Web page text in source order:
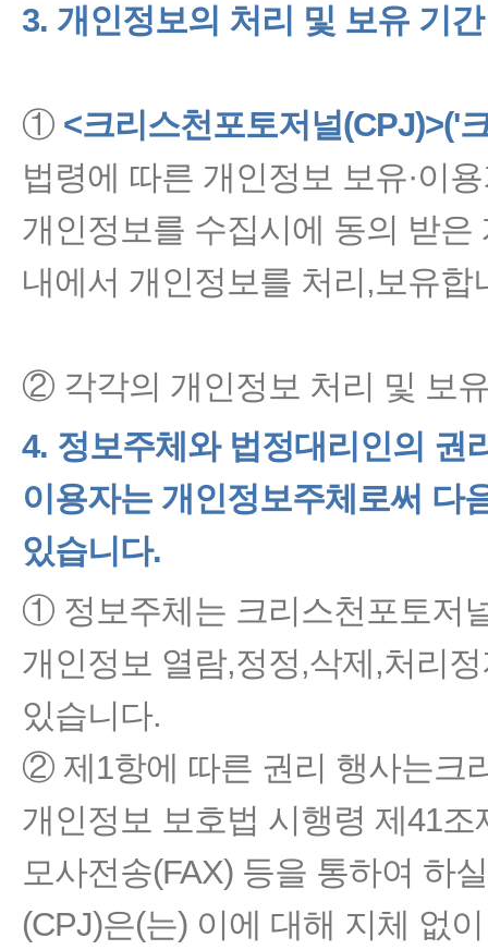
3. 개인정보의 처리 및 보유 기간
① <크리스천포토저널(CPJ)>('
법령에 따른 개인정보 보유·이
개인정보를 수집시에 동의 받
내에서 개인정보를 처리,보유합
② 각각의 개인정보 처리 및 보
4. 정보주체와 법정대리인의 권
이용자는 개인정보주체로써 다
있습니다.
① 정보주체는 크리스천포토저
개인정보 열람,정정,삭제,처리
있습니다.
② 제1항에 따른 권리 행사는크
개인정보 보호법 시행령 제41
모사전송(FAX) 등을 통하여 하
(CPJ)은(는) 이에 대해 지체 없